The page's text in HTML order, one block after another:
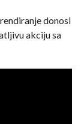
donosi
akciju sa